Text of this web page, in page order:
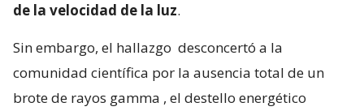
de la velocidad de la luz.
Sin embargo, el hallazgo desconcertó a la
comunidad científica por la ausencia total de un
brote de rayos gamma , el destello energético